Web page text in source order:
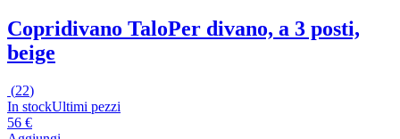
Copridivano TaloPer divano, a 3 posti,
beige
(22)
In stockUltimi pezzi
56 €